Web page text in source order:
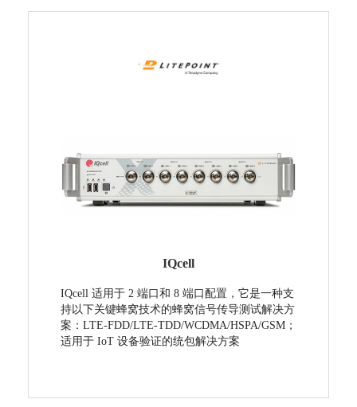
IQcell
IQcell 适用于 2 端口和 8 端口配置，它是一种支
持以下关键蜂窝技术的蜂窝信号传导测试解决方
案：LTE-FDD/LTE-TDD/WCDMA/HSPA/GSM；
适用于 IoT 设备验证的统包解决方案